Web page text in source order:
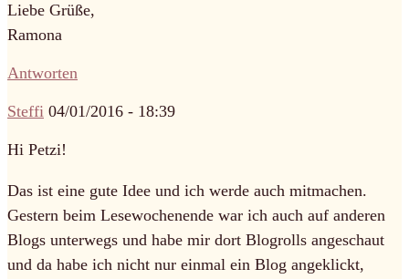
Liebe Grüße,
Ramona
Antworten
Steffi 04/01/2016 - 18:39
Hi Petzi!
Das ist eine gute Idee und ich werde auch mitmachen.
Gestern beim Lesewochenende war ich auch auf anderen
Blogs unterwegs und habe mir dort Blogrolls angeschaut
und da habe ich nicht nur einmal ein Blog angeklickt,